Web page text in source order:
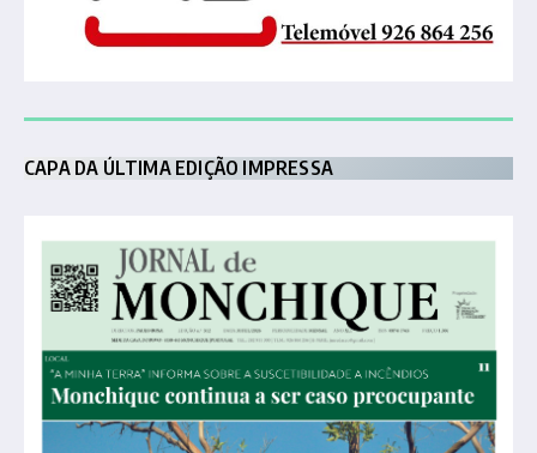
CAPA DA ÚLTIMA EDIÇÃO IMPRESSA